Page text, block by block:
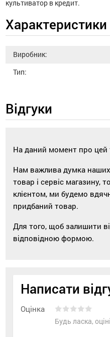
культиватор в кредит.
Характеристики
Виробник:
Тип:
Відгуки
На даний момент про цей
Нам важлива думка
товар і сервіс магазину,
клієнтом, ми будемо
придбаний товар.
Для того, щоб залишити
відповідною формою.
Написати
Оцінка
Будь ласка,